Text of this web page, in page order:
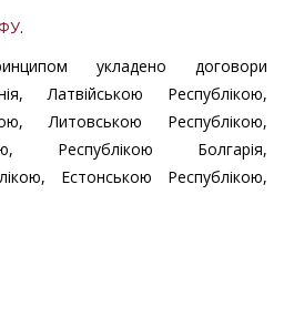
.
укладено договори
Латвійською Республікою,
Литовською Республікою,
Республікою Болгарія,
Естонською Республікою,